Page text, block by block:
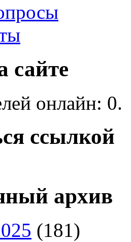
сайте
онлайн: 0.
ссылкой
архив
(181)